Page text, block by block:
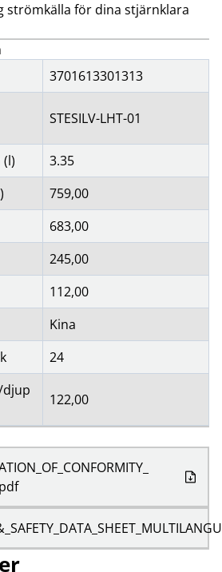
strömkälla för dina stjärnklara
3701613301313
STESILV-LHT-01
3.35
759,00
683,00
245,00
112,00
Kina
24
djup
122,00